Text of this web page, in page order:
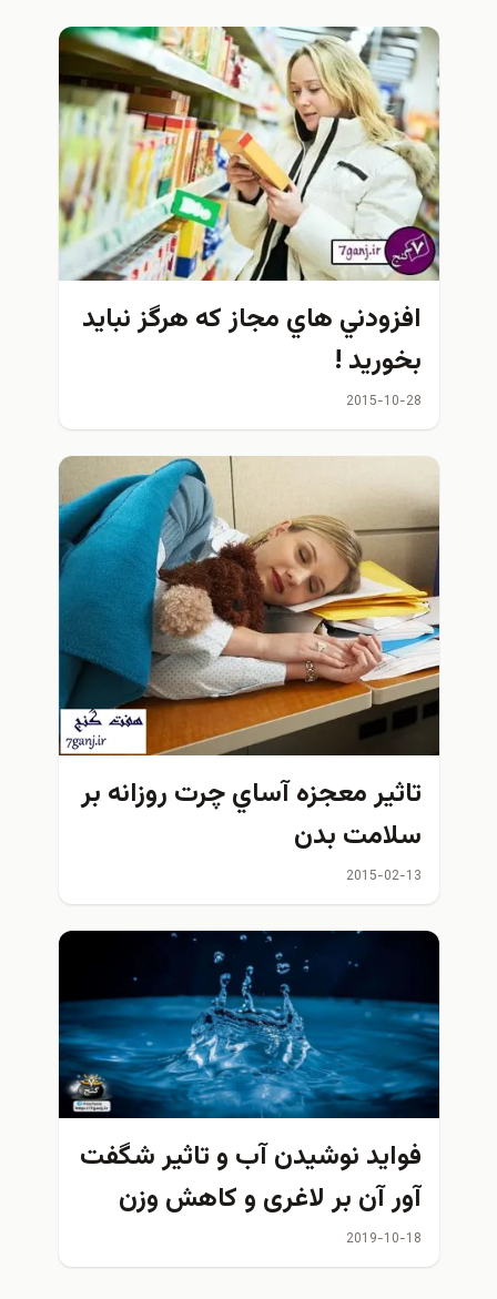
افزودني هاي مجاز كه هرگز نبايد
بخوريد !
2015-10-28
تاثير معجزه آساي چرت روزانه بر
سلامت بدن
2015-02-13
فواید نوشیدن آب و تاثیر شگفت
آور آن بر لاغری و کاهش وزن
2019-10-18